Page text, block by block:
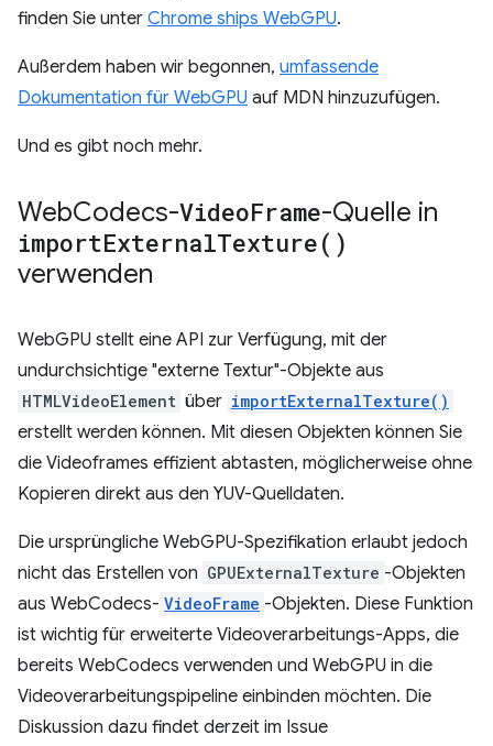
finden Sie unter Chrome ships WebGPU.
Außerdem haben wir begonnen, umfassende
Dokumentation für WebGPU auf MDN hinzuzufügen.
Und es gibt noch mehr.
WebCodecs-VideoFrame-Quelle in
importExternalTexture( )
verwenden
WebGPU stellt eine API zur Verfügung, mit der
undurchsichtige "externe Textur"-Objekte aus
HTMLVideoElement über importExternalTexture()
erstellt werden können. Mit diesen Objekten können Sie
die Videoframes effizient abtasten, möglicherweise ohne
Kopieren direkt aus den YUV-Quelldaten.
Die ursprüngliche WebGPU-Spezifikation erlaubt jedoch
nicht das Erstellen von GPUExternalTexture -Objekten
aus WebCodecs- VideoFrame -Objekten. Diese Funktion
ist wichtig für erweiterte Videoverarbeitungs-Apps, die
bereits WebCodecs verwenden und WebGPU in die
Videoverarbeitungspipeline einbinden möchten. Die
Diskussion dazu findet derzeit im Issue